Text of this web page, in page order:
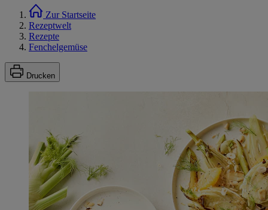
Zur Startseite
Rezeptwelt
Rezepte
Fenchelgemüse
Drucken